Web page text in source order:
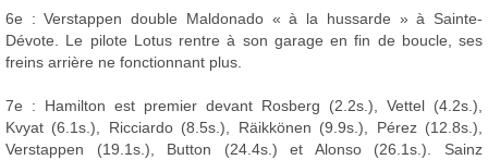
6e : Verstappen double Maldonado « à la hussarde » à Sainte-
Dévote. Le pilote Lotus rentre à son garage en fin de boucle, ses
freins arrière ne fonctionnant plus.
7e : Hamilton est premier devant Rosberg (2.2s.), Vettel (4.2s.),
Kvyat (6.1s.), Ricciardo (8.5s.), Räikkönen (9.9s.), Pérez (12.8s.),
Verstappen (19.1s.), Button (24.4s.) et Alonso (26.1s.). Sainz